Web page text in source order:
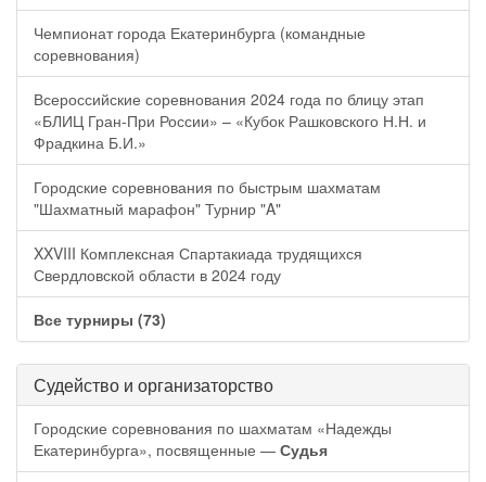
Чемпионат города Екатеринбурга (командные
соревнования)
Всероссийские соревнования 2024 года по блицу этап
«БЛИЦ Гран-При России» – «Кубок Рашковского Н.Н. и
Фрадкина Б.И.»
Городские соревнования по быстрым шахматам
"Шахматный марафон" Турнир "A"
XXVIII Комплексная Спартакиада трудящихся
Свердловской области в 2024 году
Все турниры (73)
Судейство и организаторство
Городские соревнования по шахматам «Надежды
Екатеринбурга», посвященные — Судья